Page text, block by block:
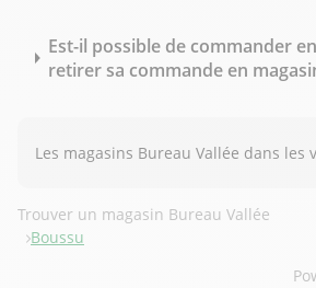
Est-il possible de commander
retirer sa commande en
Les magasins Bureau Vallée dans les
Trouver un magasin Bureau Vallée
Boussu